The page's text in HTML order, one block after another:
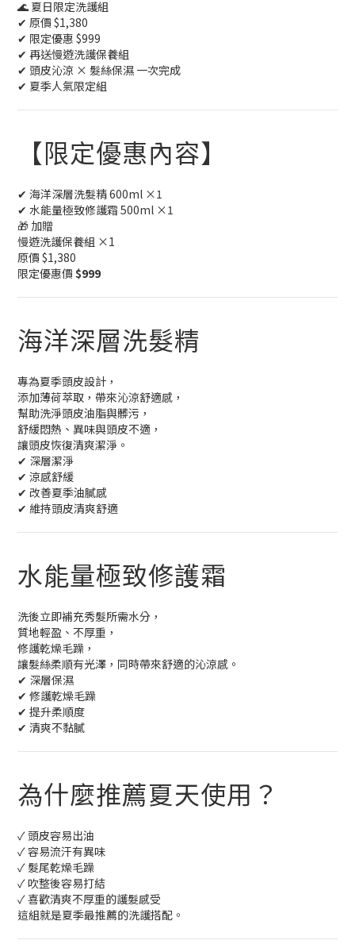
🌊 夏日限定洗護組
✔ 原價 $1,380
✔ 限定優惠 $999
✔ 再送慢遊洗護保養組
✔ 頭皮沁涼 × 髮絲保濕 一次完成
✔ 夏季人氣限定組
【限定優惠內容】
✔ 海洋深層洗髮精 600ml ×1
✔ 水能量極致修護霜 500ml ×1
🎁 加贈
慢遊洗護保養組 ×1
原價 $1,380
限定優惠價 $999
海洋深層洗髮精
專為夏季頭皮設計，
添加薄荷萃取，帶來沁涼舒適感，
幫助洗淨頭皮油脂與髒污，
舒緩悶熱、異味與頭皮不適，
讓頭皮恢復清爽潔淨。
✔ 深層潔淨
✔ 涼感舒緩
✔ 改善夏季油膩感
✔ 維持頭皮清爽舒適
水能量極致修護霜
洗後立即補充秀髮所需水分，
質地輕盈、不厚重，
修護乾燥毛躁，
讓髮絲柔順有光澤，同時帶來舒適的沁涼感。
✔ 深層保濕
✔ 修護乾燥毛躁
✔ 提升柔順度
✔ 清爽不黏膩
為什麼推薦夏天使用？
✓ 頭皮容易出油
✓ 容易流汗有異味
✓ 髮尾乾燥毛躁
✓ 吹整後容易打結
✓ 喜歡清爽不厚重的護髮感受
這組就是夏季最推薦的洗護搭配。